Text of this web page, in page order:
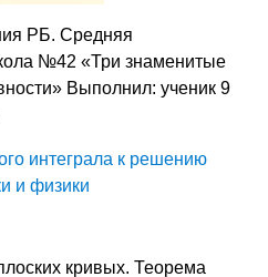
РБ. Средняя
№42 «Три знаменитые
Выполнил: ученик 9
интеграла к решению
и физики
кривых. Теорема